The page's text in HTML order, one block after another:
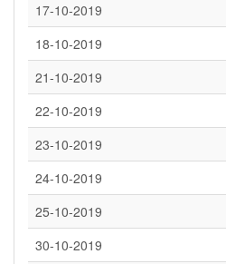
17-10-2019
18-10-2019
21-10-2019
22-10-2019
23-10-2019
24-10-2019
25-10-2019
30-10-2019